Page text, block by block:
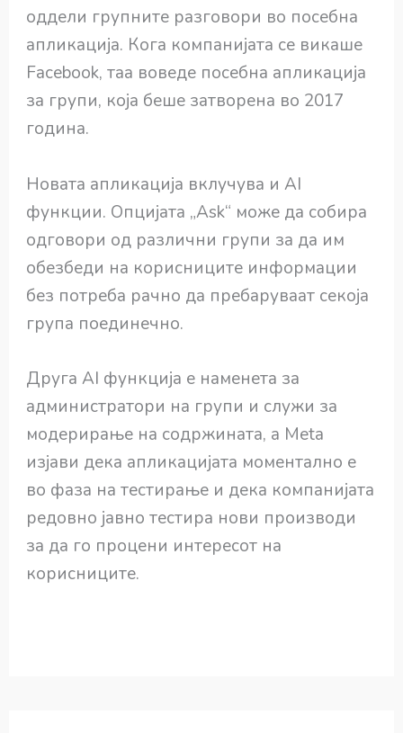
оддели групните разговори во посебна
апликација. Кога компанијата се викаше
Facebook, таа воведе посебна апликација
за групи, која беше затворена во 2017
година.
Новата апликација вклучува и AI
функции. Опцијата „Ask“ може да собира
одговори од различни групи за да им
обезбеди на корисниците информации
без потреба рачно да пребаруваат секоја
група поединечно.
Друга AI функција е наменета за
администратори на групи и служи за
модерирање на содржината, а Meta
изјави дека апликацијата моментално е
во фаза на тестирање и дека компанијата
редовно јавно тестира нови производи
за да го процени интересот на
корисниците.